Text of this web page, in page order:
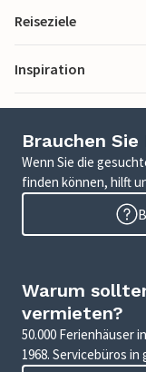
Reiseziele
Inspiration
Brauchen Sie
Wenn Sie die
finden können, hilft
Warum
vermieten?
50.000 Ferienhäuser
1968. Servicebüros